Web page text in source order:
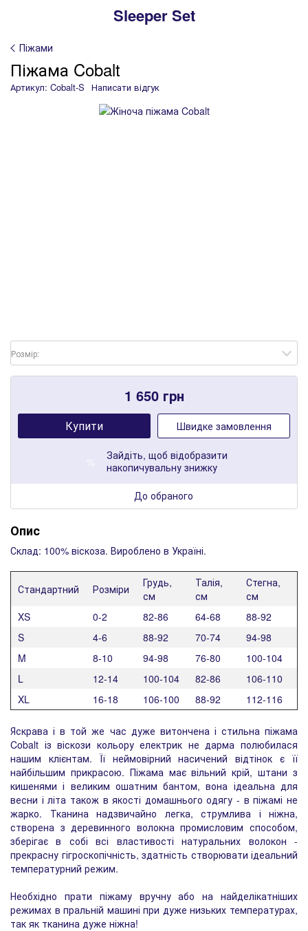
Sleeper Set
Піжами
Піжама Cobalt
Артикул: Cobalt-S Написати відгук
Розмір:
1 650грн
Купити Швидке замовлення
Зайдіть, щоб відобразити
накопичувальну знижку
До обраного
Опис
Склад: 100% віскоза. Вироблено в Україні.
Стандартний Розміри
Грудь,
см
Талія,
см
Стегна,
см
XS
0-2 82-86 64-68
88-92
S
4-6 88-92 70-74
94-98
M
8-10 94-98 76-80
100-104
L
12-14 100-104 82-86
106-110
XL
16-18 106-100 88-92 112-116
Яскрава і в той же час дуже витончена і стильна піжама
Cobalt із віскози кольору електрик не дарма полюбилася
нашим клієнтам. Її неймовірний насичений відтінок є її
найбільшим прикрасою. Піжама має вільний крій, штани з
кишенями і великим ошатним бантом, вона ідеальна для
весни і літа також в якості домашнього одягу - в піжамі не
жарко. Тканина надзвичайно легка, струмлива і ніжна,
створена з деревинного волокна промисловим способом,
зберігає в собі всі властивості натуральних волокон -
прекрасну гігроскопічність, здатність створювати ідеальний
температурний режим.
Необхідно прати піжаму вручну або на найделікатніших
режимах в пральній машині при дуже низьких температурах,
так як тканина дуже ніжна!